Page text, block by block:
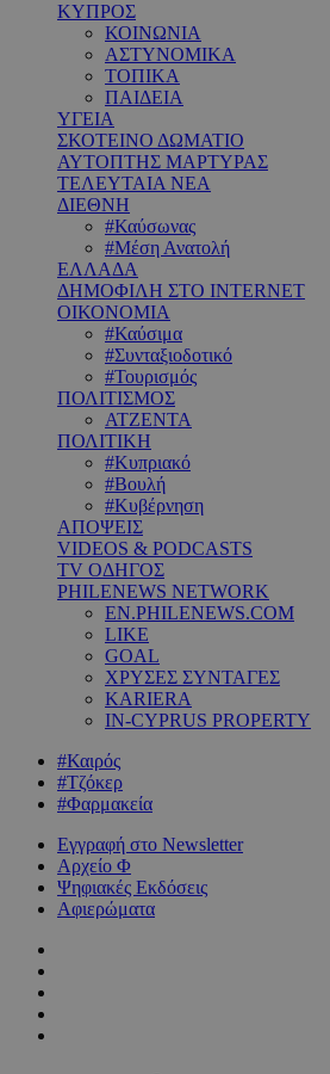
ΚΥΠΡΟΣ
ΚΟΙΝΩΝΙΑ
ΑΣΤΥΝΟΜΙΚΑ
ΤΟΠΙΚΑ
ΠΑΙΔΕΙΑ
ΥΓΕΙΑ
ΣΚΟΤΕΙΝΟ ΔΩΜΑΤΙΟ
ΑΥΤΟΠΤΗΣ ΜΑΡΤΥΡΑΣ
ΤΕΛΕΥΤΑΙΑ ΝΕΑ
ΔΙΕΘΝΗ
#Καύσωνας
#Μέση Ανατολή
ΕΛΛΑΔΑ
ΔΗΜΟΦΙΛΗ ΣΤΟ INTERNET
ΟΙΚΟΝΟΜΙΑ
#Καύσιμα
#Συνταξιοδοτικό
#Τουρισμός
ΠΟΛΙΤΙΣΜΟΣ
ΑΤΖΕΝΤΑ
ΠΟΛΙΤΙΚΗ
#Κυπριακό
#Βουλή
#Κυβέρνηση
ΑΠΟΨΕΙΣ
VIDEOS & PODCASTS
TV ΟΔΗΓΟΣ
PHILENEWS NETWORK
EN.PHILENEWS.COM
LIKE
GOAL
ΧΡΥΣΕΣ ΣΥΝΤΑΓΕΣ
KARIERA
IN-CYPRUS PROPERTY
#Καιρός
#Τζόκερ
#Φαρμακεία
Εγγραφή στο Newsletter
Αρχείο Φ
Ψηφιακές Εκδόσεις
Αφιερώματα